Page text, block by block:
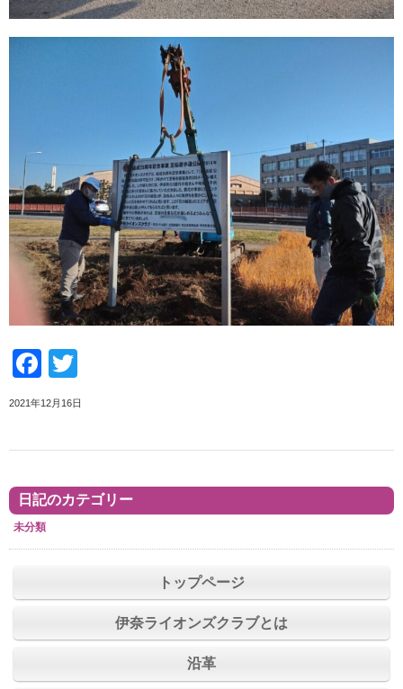
Facebook
2021年12月16日
日記のカテゴリー
未分類
トップページ
伊奈ライオンズクラブとは
沿革